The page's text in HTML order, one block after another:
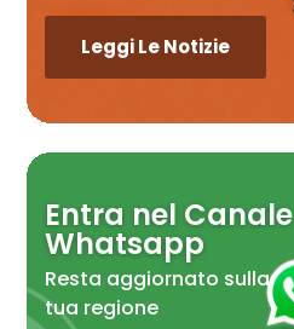
Leggi Le Notizie
Entra nel Canale
Whatsapp
Resta aggiornato sulla
tua regione